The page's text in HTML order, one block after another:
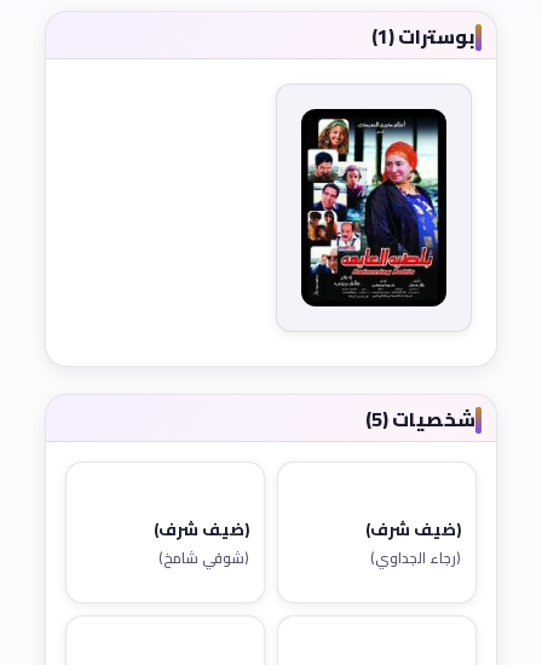
بوسترات (1)
شخصيات (5)
(ضيف شرف)
(رجاء الجداوي)
(ضيف شرف)
(شوقي شامخ)